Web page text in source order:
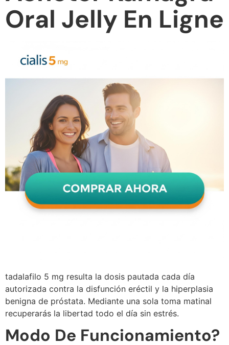
Oral Jelly En Ligne
tadalafilo 5 mg resulta la dosis pautada cada día
autorizada contra la disfunción eréctil y la hiperplasia
benigna de próstata. Mediante una sola toma matinal
recuperarás la libertad todo el día sin estrés.
Modo De Funcionamiento?